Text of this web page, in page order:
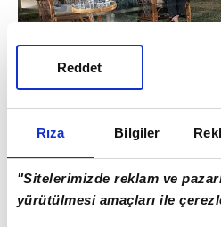
Rıza Bilgiler
"Sitelerimizde reklam ve
yürütülmesi amaçları ile
Reddet
Son dakika
Recep Tayyip
Adana'da